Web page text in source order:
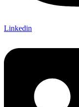
Linkedin